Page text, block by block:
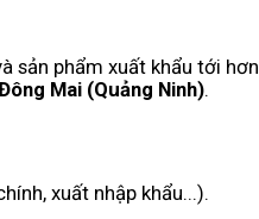
sản phẩm xuất khẩu tới hơn
Mai (Quảng Ninh).
xuất nhập khẩu...).